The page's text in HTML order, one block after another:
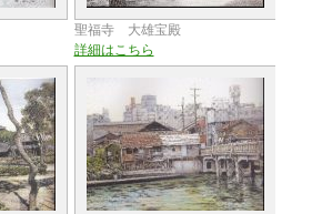
聖福寺 大雄宝殿
詳細はこちら